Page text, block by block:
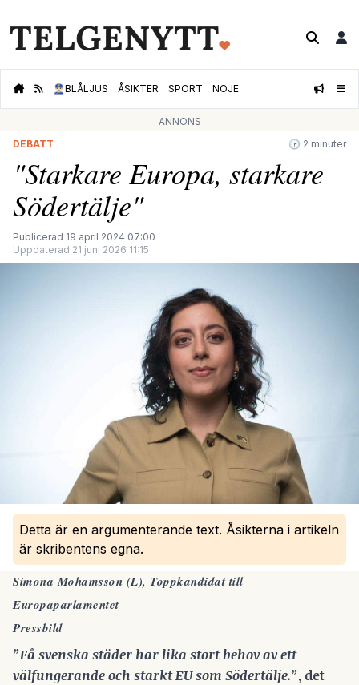
👮🏻‍♂️BLÅLJUS ÅSIKTER SPORT NÖJE
ANNONS
DEBATT
🕝 2 minuter
"Starkare Europa, starkare
Södertälje"
Publicerad 19 april 2024 07:00
Uppdaterad 21 juni 2026 11:15
Detta är en argumenterande text. Åsikterna i artikeln
är skribentens egna.
Simona Mohamsson (L), Toppkandidat till
Europaparlamentet
Pressbild
”Få svenska städer har lika stort behov av ett
välfungerande och starkt EU som Södertälje.”, det